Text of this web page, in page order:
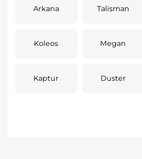
Arkana Talisman
Koleos Megan
Kaptur Duster